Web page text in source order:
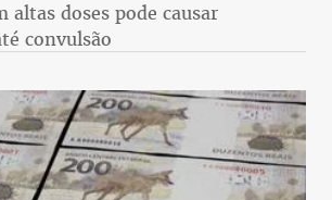
altas doses pode causar
convulsão